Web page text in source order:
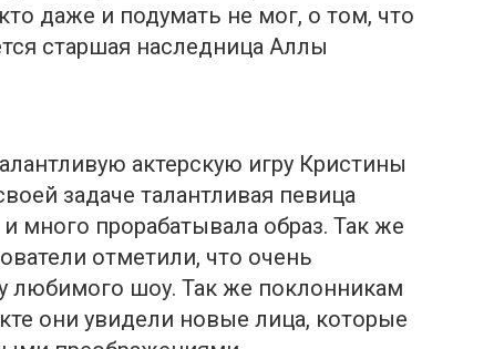
даже и подумать не мог, о том, что
старшая наследница Аллы
актерскую игру Кристины
задаче талантливая певица
много прорабатывала образ. Так же
отметили, что очень
любимого шоу. Так же поклонникам
они увидели новые лица, которые